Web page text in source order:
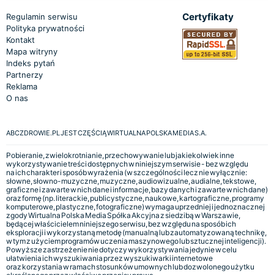
Regulamin serwisu
Polityka prywatności
Kontakt
Mapa witryny
Indeks pytań
Partnerzy
Reklama
O nas
Certyfikaty
ABCZDROWIE.PL JEST CZĘŚCIĄ WIRTUALNA POLSKA MEDIA S.A.
Pobieranie, zwielokrotnianie, przechowywanie lub jakiekolwiek inne
wykorzystywanie treści dostępnych w niniejszym serwisie - bez względu
na ich charakter i sposób wyrażenia (w szczególności lecz nie wyłącznie:
słowne, słowno-muzyczne, muzyczne, audiowizualne, audialne, tekstowe,
graficzne i zawarte w nich dane i informacje, bazy danych i zawarte w nich dane)
oraz formę (np. literackie, publicystyczne, naukowe, kartograficzne, programy
komputerowe, plastyczne, fotograficzne) wymaga uprzedniej i jednoznacznej
zgody Wirtualna Polska Media Spółka Akcyjna z siedzibą w Warszawie,
będącej właścicielem niniejszego serwisu, bez względu na sposób ich
eksploracji i wykorzystaną metodę (manualną lub zautomatyzowaną technikę,
w tym z użyciem programów uczenia maszynowego lub sztucznej inteligencji).
Powyższe zastrzeżenie nie dotyczy wykorzystywania jedynie w celu
ułatwienia ich wyszukiwania przez wyszukiwarki internetowe
oraz korzystania w ramach stosunków umownych lub dozwolonego użytku